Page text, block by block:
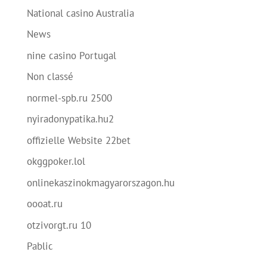
National casino Australia
News
nine casino Portugal
Non classé
normel-spb.ru 2500
nyiradonypatika.hu2
offizielle Website 22bet
okggpoker.lol
onlinekaszinokmagyarorszagon.hu
oooat.ru
otzivorgt.ru 10
Pablic